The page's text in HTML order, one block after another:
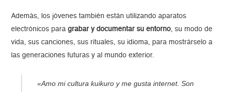
Además, los jóvenes también están utilizando aparatos
electrónicos paragrabar y documentar su entorno, su modo de
vida, sus canciones, sus rituales, su idioma, para mostrárselo a
las generaciones futuras y al mundo exterior.
«Amo mi cultura kuikuro y me gusta internet. Son